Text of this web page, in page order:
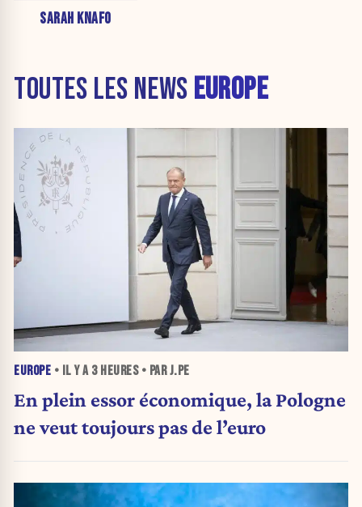
SARAH KNAFO
TOUTES LES NEWS EUROPE
EUROPE • IL Y A 3 HEURES• PAR J.PE
En plein essor économique, la Pologne
ne veut toujours pas de l’euro